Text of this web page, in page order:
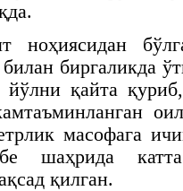
ноҳиясидан
биргаликда
қайта
масофага
шаҳрида
қилган.